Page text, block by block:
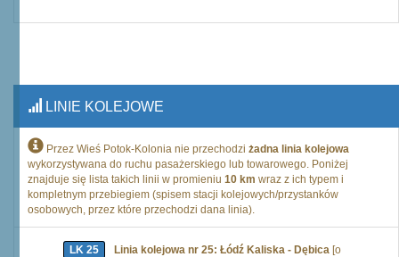
LINIE KOLEJOWE
Przez Wieś Potok-Kolonia nie przechodzi żadna linia kolejowa
wykorzystywana do ruchu pasażerskiego lub towarowego. Poniżej
znajduje się lista takich linii w promieniu 10 km wraz z ich typem i
kompletnym przebiegiem (spisem stacji kolejowych/przystanków
osobowych, przez które przechodzi dana linia).
LK 25 Linia kolejowa nr 25: Łódź Kaliska - Dębica [o